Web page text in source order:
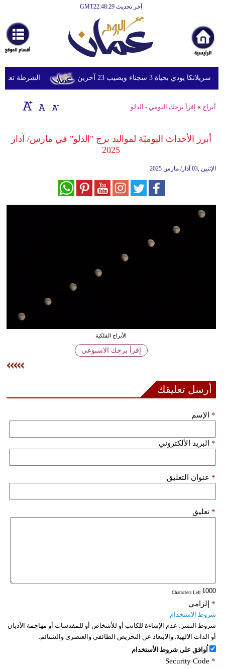
آخر تحديث GMT22:48:29
أخبارعاجلة
رياضة
ثقافة
إقتصاد
وموسيقى
تعليم
علوم
بيئة
مدوَّنات
فيديو
الشرطة تعتقل بحياة 3 سجناء ويصيب 23 آخرين
أبراج » إقرأ برجك اليومي - الدلو
أبرز الأحداث اليوميّة لمواليد برج "الدلو" في مارس/ آذار
2025
الإثنين ,03 آذار/ مارس 2025
الأبراج الفلكية
إقرأ برجك الاسبوعي
أرسل تعليقك
الإسم *
البريد الألكتروني *
عنوان التعليق *
تعليق *
: Characters Left
إلزامي *
شروط الاستخدام
شروط النشر: عدم الإساءة للكاتب أو للأشخاص أو للمقدسات أو مهاجمة الأديان
أو الذات الالهية. والابتعاد عن التحريض الطائفي والعنصري والشتائم.
اُوافق على شروط الأستخدام
Security Code *